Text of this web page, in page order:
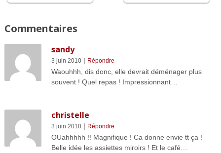
Commentaires
sandy
3 juin 2010| Répondre
Waouhhh, dis donc, elle devrait déménager plus
souvent ! Quel repas ! Impressionnant…
christelle
3 juin 2010| Répondre
OUahhhhh !! Magnifique ! Ca donne envie tt ça !
Belle idée les assiettes miroirs ! Et le café…